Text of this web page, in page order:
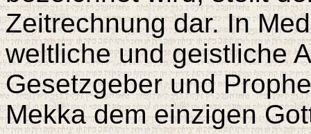
Zeitrechnung dar. In
weltliche und geistliche
Gesetzgeber und
Mekka dem einzigen